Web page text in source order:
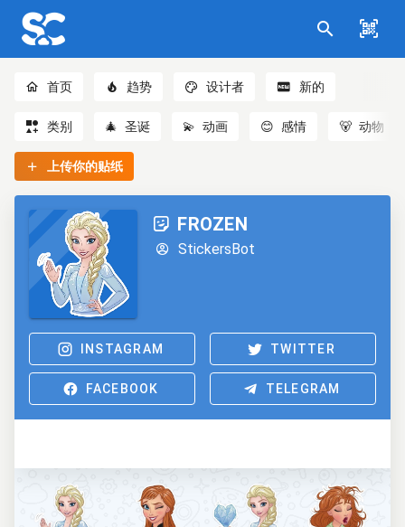
首页 趋势 设计者 新的
类别 🎄 圣诞 💫 动画 😊 感情 🐻 动物
上传你的贴纸
FROZEN
StickersBot
INSTAGRAM TWITTER
FACEBOOK TELEGRAM